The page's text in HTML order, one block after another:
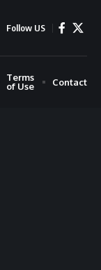
Follow US
Terms
of Use
Contact